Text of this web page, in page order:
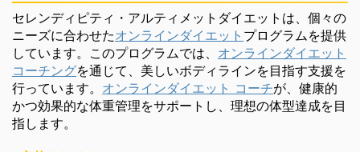
セレンディピティ・アルティメットダイエットは、個々の
ニーズに合わせたオンラインダイエット プログラムを提供
しています。このプログラムでは、 オンラインダイエット
コーチングを通じて、美しいボディラインを目指す支援を
行っています。 オンラインダイエット コーチが、健康的
かつ効果的な体重管理をサポートし、理想の体型達成を目
指します。